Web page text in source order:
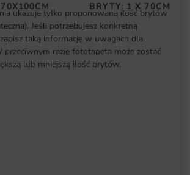
70X100CM BRYTY: 1 X 70CM
ukazuje tylko proponowaną ilość brytów
Jeśli potrzebujesz konkretną
taką informację w uwagach dla
przeciwnym razie fototapeta może zostać
lub mniejszą ilość brytów.